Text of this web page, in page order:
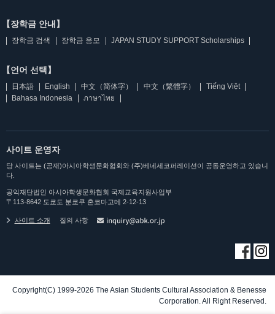
【장학금 안내】
장학금 검색 장학금 응모 JAPAN STUDY SUPPORT Scholarships
【언어 선택】
日本語 English 中文（简体字） 中文（繁體字）
Tiếng Việt
Bahasa Indonesia
ภาษาไทย
사이트 운영자
당 사이트는 (공재)아시아학생문화협회와 (주)베네세코퍼레이션이 공동운영하고 있습니
다.
공익재단법인 아시아학생문화협회 국제교육지원사업부
〒113-8642 도쿄도 분쿄쿠 혼코마고메 2-12-13
사이트 소개 질의 사항
Copyright(C) 1999-2026 The Asian Students Cultural Association & Benesse
Corporation. All Right Reserved.